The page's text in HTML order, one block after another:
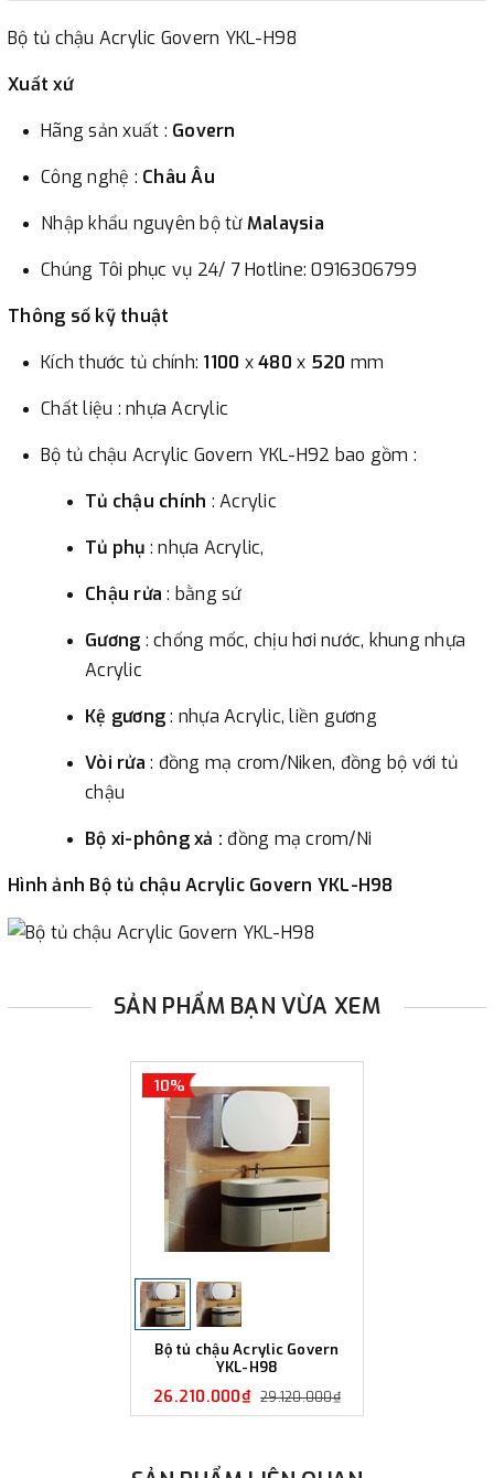
Showroom Thanh Hương
phường Cát Linh, quận Đống Đa, Hà Nội.
3. Chuyển khoản qua ngân hàng
hoặc với những đơn đặt hàng ngoài nội thành Hà Nội.
Chúng tôi sẽ thu tiền trước 100% giá trị hàng + phí vận
bằng phương thức chuyển khoản trước khi giao hàng.
- Sau khi có thông tin xác thực đã chuyển tiền của quý
Bộ tủ chậu Acrylic Govern YKL-H98
Xuất xứ
Hãng sản xuất : Govern
Công nghệ : Châu Âu
Nhập khẩu nguyên bộ từMalaysia
Chúng Tôi phục vụ 24/ 7 Hotline: 0916306799
Thông số kỹ thuật
Kích thước tủ chính: 1100 x480 x 520 mm
Chất liệu : nhựa Acrylic
Bộ tủ chậu Acrylic Govern YKL-H92 bao gồm :
Tủ chậu chính : Acrylic
Tủ phụ : nhựa Acrylic,
Chậu rửa : bằng sứ
Gương : chống mốc, chịu hơi nước, khung nhựa
Acrylic
Kệ gương: nhựa Acrylic, liền gương
Vòi rửa : đồng mạ crom/Niken, đồng bộ với tủ
chậu
Bộ xi-phông xả : đồng mạ crom/Ni
Hình ảnh Bộ tủ chậu Acrylic Govern YKL-H98
SẢN PHẨM BẠN VỪA XEM
10%
Bộ tủ chậu Acrylic Govern
YKL-H98
26.210.000₫ 29.120.000₫